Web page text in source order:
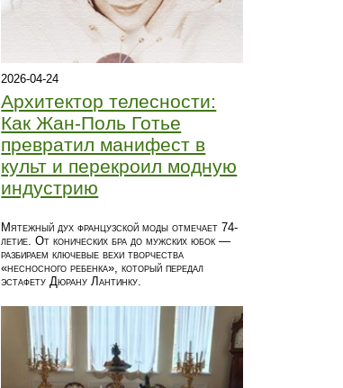
2026-04-24
Архитектор телесности:
Как Жан-Поль Готье
превратил манифест в
культ и перекроил модную
индустрию
Мятежный дух французской моды отмечает 74-
летие. От конических бра до мужских юбок —
разбираем ключевые вехи творчества
«несносного ребенка», который передал
эстафету Дюрану Лантинку.